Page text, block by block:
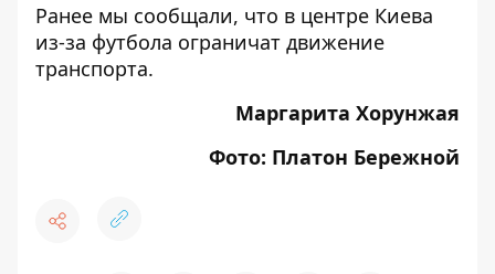
Ранее мы сообщали, что в центре Киева
из-за футбола ограничат движение
транспорта.
Маргарита Хорунжая
Фото: Платон Бережной